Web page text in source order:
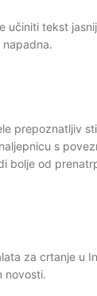
tekst
prepoznatljiv
s
bolje od
za crtanje u
novosti.